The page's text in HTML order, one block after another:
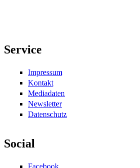
Service
Impressum
Kontakt
Mediadaten
Newsletter
Datenschutz
Social